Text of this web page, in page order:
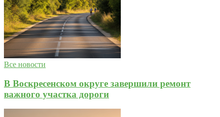
Все новости
В Воскресенском округе завершили ремонт
важного участка дороги